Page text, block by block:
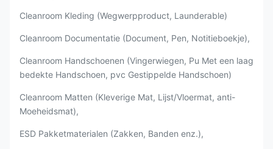
Cleanroom Kleding (Wegwerpproduct, Launderable)
Cleanroom Documentatie (Document, Pen, Notitieboekje),
Cleanroom Handschoenen (Vingerwiegen, Pu Met een laag
bedekte Handschoen, pvc Gestippelde Handschoen)
Cleanroom Matten (Kleverige Mat, Lijst/Vloermat, anti-
Moeheidsmat),
ESD Pakketmaterialen (Zakken, Banden enz.),